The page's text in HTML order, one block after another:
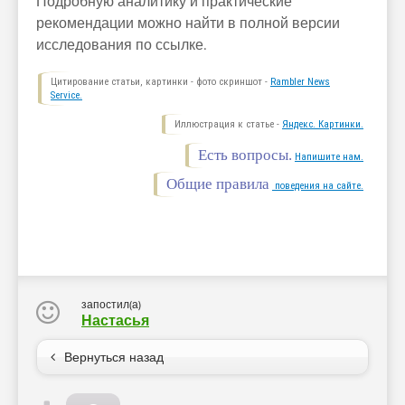
рекомендации можно найти в полной версии
исследования по ссылке.
Цитирование статьи, картинки - фото скриншот - Rambler News
Service.
Иллюстрация к статье - Яндекс. Картинки.
Есть вопросы. Напишите нам.
Общие правила поведения на сайте.
запостил(а)
Настасья
Вернуться назад